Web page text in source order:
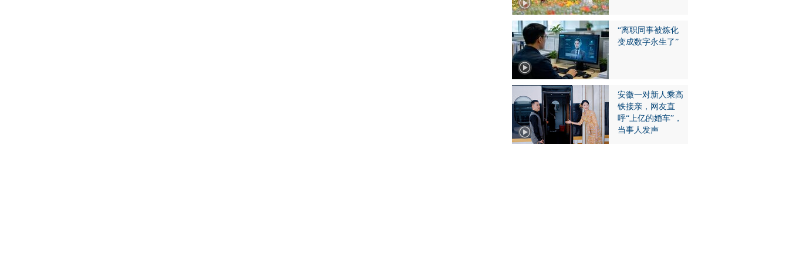
“离职同事被炼化
变成数字永生了”
安徽一对新人乘高
铁接亲，网友直
呼“上亿的婚车”，
当事人发声